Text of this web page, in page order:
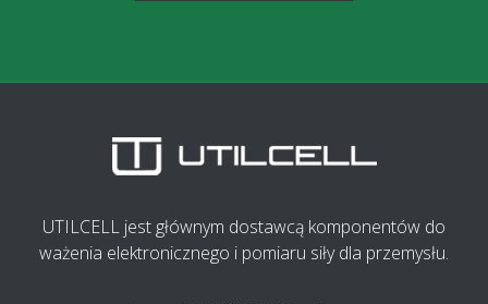
UTILCELL jest głównym dostawcą komponentów do
ważenia elektronicznego i pomiaru siły dla przemysłu.